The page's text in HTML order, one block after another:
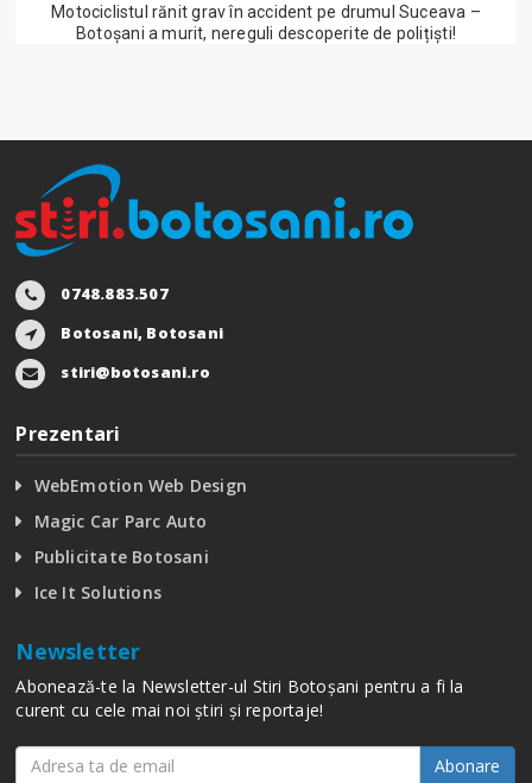
Motociclistul rănit grav în accident pe drumul Suceava –
Botoșani a murit, nereguli descoperite de polițiști!
0748.883.507
Botosani, Botosani
stiri@botosani.ro
Prezentari
WebEmotion Web Design
Magic Car Parc Auto
Publicitate Botosani
Ice It Solutions
Newsletter
Abonează-te la Newsletter-ul Stiri Botoșani pentru a fi la
curent cu cele mai noi știri și reportaje!
Abonare